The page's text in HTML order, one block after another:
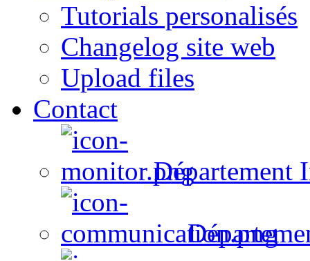
Tutorials personalisés
Changelog site web
Upload files
Contact
Département